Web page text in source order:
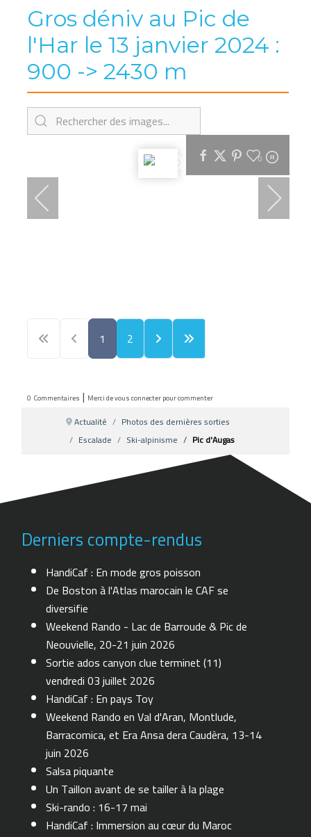
Gros déniv au Pic de
l'Har le 13 janvier 2024 :
900 -> 2430 m
0
1 2
0 Commentaires | Merci de vous connecter pour commenter
Actualité
Photos des dernières sorties
Escalade
Ski-alpinisme Pic d'Augas
Derniers compte-rendus
HandiCaf : En mode gros poisson
De Boston à l'Atlas marocain le CAF se
diversifie
Weekend Rando - Lac de Barroude & Pic de
Neouvielle, 20-21 juin 2026
Sortie ados canyon clue terminet (11)
vendredi 03 juillet 2026
HandiCaf : En pays Toy
Weekend Rando en Val d'Aran, Montlude,
Barracomica, et Era Ansa dera Caudèra, 13-14
juin 2026
Salsa piquante
Un Taillon avant de se tailler à la plage
Ski-rando : 16-17 mai
HandiCaf : Immersion au cœur du Maroc